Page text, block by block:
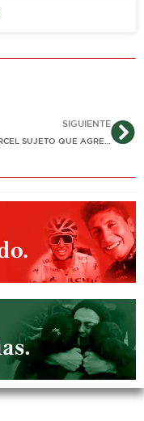
SIGUIENTE
A LA CÁRCEL SUJETO QUE AGREDÍA DE MANERA REITERADA A SU COMPAÑERA SENTIMENTAL EN MANÍ